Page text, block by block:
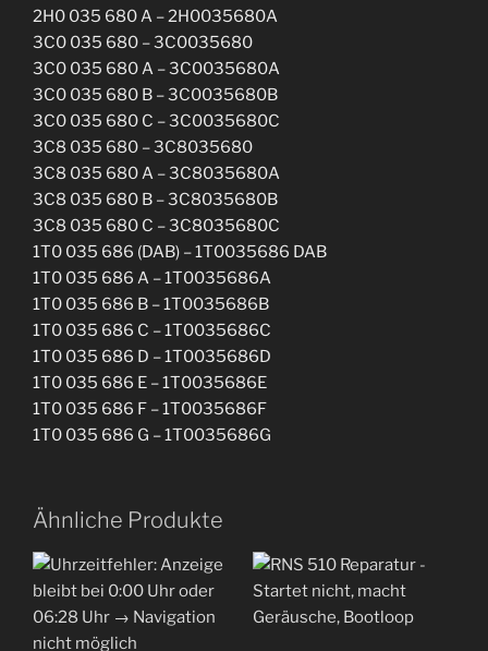
2H0 035 680 A – 2H0035680A
3C0 035 680 – 3C0035680
3C0 035 680 A – 3C0035680A
3C0 035 680 B – 3C0035680B
3C0 035 680 C – 3C0035680C
3C8 035 680 – 3C8035680
3C8 035 680 A – 3C8035680A
3C8 035 680 B – 3C8035680B
3C8 035 680 C – 3C8035680C
1T0 035 686 (DAB) – 1T0035686 DAB
1T0 035 686 A – 1T0035686A
1T0 035 686 B – 1T0035686B
1T0 035 686 C – 1T0035686C
1T0 035 686 D – 1T0035686D
1T0 035 686 E – 1T0035686E
1T0 035 686 F – 1T0035686F
1T0 035 686 G – 1T0035686G
Ähnliche Produkte